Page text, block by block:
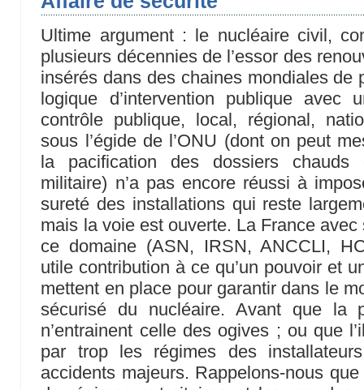
Ultime argument : le nucléaire civil,
plusieurs décennies de l’essor des
insérés dans des chaines mondiales de
logique d’intervention publique avec
contrôle publique, local, régional,
sous l’égide de l’ONU (dont on peut
la pacification des dossiers
militaire) n’a pas encore réussi à
sureté des installations qui reste
mais la voie est ouverte. La France
ce domaine (ASN, IRSN, ANCCLI,
utile contribution à ce qu’un pouvoir et
mettent en place pour garantir dans le
sécurisé du nucléaire. Avant que la
n’entrainent celle des ogives ; ou que
par trop les régimes des
accidents majeurs. Rappelons-nous